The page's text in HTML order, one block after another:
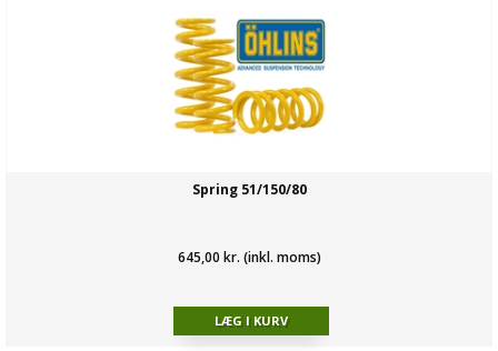
Spring 51/150/80
645,00 kr. (inkl. moms)